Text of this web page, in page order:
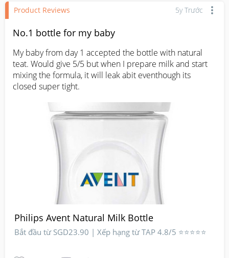
Product Reviews 5y Trước
No.1 bottle for my baby
My baby from day 1 accepted the bottle with natural
teat. Would give 5/5 but when I prepare milk and start
mixing the formula, it will leak abit eventhough its
closed super tight.
Philips Avent Natural Milk Bottle
Bắt đầu từ SGD23.90 | Xếp hạng từ TAP 4.8/5 ⭐⭐⭐⭐⭐